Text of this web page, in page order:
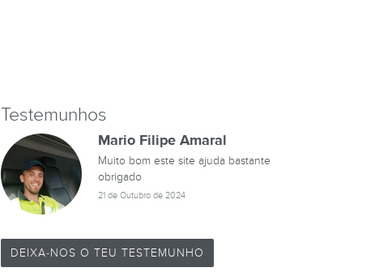
Testemunhos
Mario Filipe Amaral
Muito bom este site ajuda bastante
obrigado
21 de Outubro de 2024
DEIXA-NOS O TEU TESTEMUNHO